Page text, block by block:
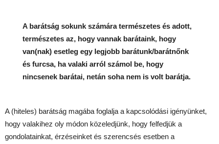
A barátság sokunk számára természetes és adott,
természetes az, hogy vannak barátaink, hogy
van(nak) esetleg egy legjobb barátunk/barátnőnk
és furcsa, ha valaki arról számol be, hogy
nincsenek barátai, netán soha nem is volt barátja.
A (hiteles) barátság magába foglalja a kapcsolódási igényünket,
hogy valakihez oly módon közeledjünk, hogy felfedjük a
gondolatainkat, érzéseinket és szerencsés esetben a